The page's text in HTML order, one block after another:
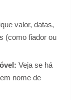
valor, datas,
(como fiador ou
Veja se há
nome de